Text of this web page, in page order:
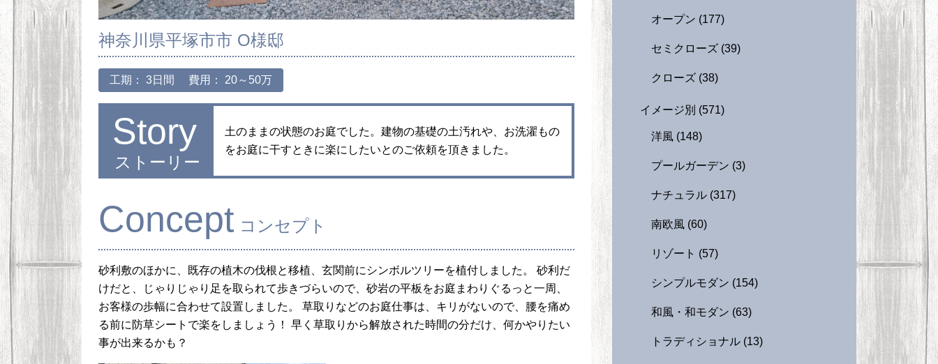
神奈川県平塚市市 O様邸
工期： 3日間 費用： 20～50万
Story
ストーリー
土のままの状態のお庭でした。建物の基礎の土汚れや、お洗濯もの
をお庭に干すときに楽にしたいとのご依頼を頂きました。
Concept コンセプト
砂利敷のほかに、既存の植木の伐根と移植、玄関前にシンボルツリーを植付しました。 砂利だ
けだと、じゃりじゃり足を取られて歩きづらいので、砂岩の平板をお庭まわりぐるっと一周、
お客様の歩幅に合わせて設置しました。 草取りなどのお庭仕事は、キリがないので、腰を痛め
る前に防草シートで楽をしましょう！ 早く草取りから解放された時間の分だけ、何かやりたい
事が出来るかも？
オープン (177)
セミクローズ (39)
クローズ (38)
イメージ別 (571)
洋風 (148)
プールガーデン (3)
ナチュラル (317)
南欧風 (60)
リゾート (57)
シンプルモダン (154)
和風・和モダン (63)
トラディショナル (13)